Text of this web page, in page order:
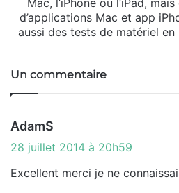
Mac, l’iPhone ou l’iPad,
d’applications Mac et app
aussi des tests de matériel
Un commentaire
AdamS
i
28 juillet 2014 à 20h59
Excellent merci je ne